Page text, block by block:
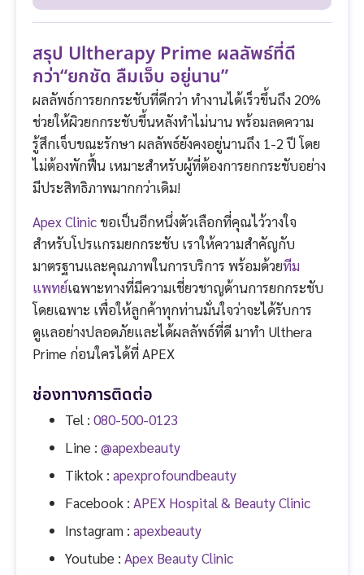
สรุป Ultherapy Prime ผลลัพธ์ที่ดี
กว่า“ยกชัด ลืมเจ็บ อยู่นาน”
ผลลัพธ์การยกกระชับที่ดีกว่า ทำงานได้เร็วขึ้นถึง 20%
ช่วยให้ผิวยกกระชับขึ้นหลังทำไม่นาน พร้อมลดความ
รู้สึกเจ็บขณะรักษา ผลลัพธ์ยังคงอยู่นานถึง 1-2 ปี โดย
ไม่ต้องพักฟื้น เหมาะสำหรับผู้ที่ต้องการยกกระชับอย่าง
มีประสิทธิภาพมากกว่าเดิม!
Apex Clinicขอเป็นอีกหนึ่งตัวเลือกที่คุณไว้วางใจ
สำหรับโปรแกรมยกกระชับ เราให้ความสำคัญกับ
มาตรฐานและคุณภาพในการบริการ พร้อมด้วยทีม
แพทย์เฉพาะทางที่มีความเชี่ยวชาญด้านการยกกระชับ
โดยเฉพาะ เพื่อให้ลูกค้าทุกท่านมั่นใจว่าจะได้รับการ
ดูแลอย่างปลอดภัยและได้ผลลัพธ์ที่ดี มาทำ Ulthera
Prime ก่อนใครได้ที่ APEX
ช่องทางการติดต่อ
Tel : 080-500-0123
Line : @apexbeauty
Tiktok : apexprofoundbeauty
Facebook : APEX Hospital & Beauty Clinic
Instagram : apexbeauty
Youtube : Apex Beauty Clinic